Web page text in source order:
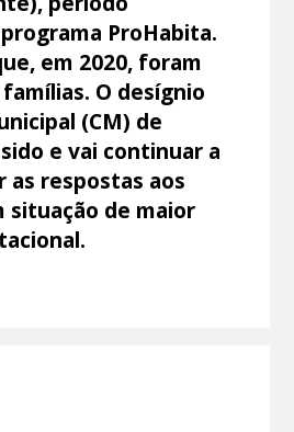
ProHabita.
em 2020, foram
O desígnio
(CM) de
e vai continuar a
as respostas aos
situação de maior